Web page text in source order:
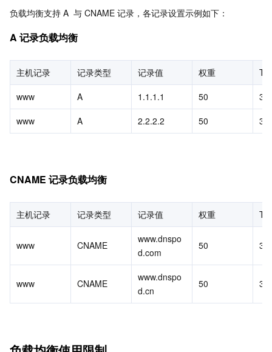
云硬盘
云 HDFS
数据加速器 GooseFS
数据万象
智能媒资托管
云数据库 MySQL
云数据库 MariaDB
云数据库 PostgreSQL
云数据库 SQL Server
关系型数据库TDSQL
TDSQL-C MySQL 版
TDSQL MySQL 版
TDSQL Boundless
NoSQL 数据库
腾讯云分布式缓存数据库（兼容 Redis）
云数据库 MongoDB
游戏数据库 TcaplusDB
数据库 SaaS 服务
数据传输服务
数据库专家服务
网络
私有网络
专线接入
弹性网卡
对等连接
数据安全
凭据管理系统
数据安全审计
文本内容安全
音频内容安全
账号风控平台
渗透测试服务
云安全
Web 应用防火墙
容器安全服务
移动应用安全
域名与网站
SSL 证书
腾讯微卡
办公协同
负载均衡支持 A  与 CNAME 记录，各记录设置示例如下：
A 记录负载均衡
主机记录 记录类型 记录值 权重
www
A 1.1.1.1 50
www
A 2.2.2.2 50
CNAME 记录负载均衡
主机记录 记录类型 记录值 权重
www CNAME
www.dnspo
d.com
50
www CNAME
www.dnspo
d.cn
50